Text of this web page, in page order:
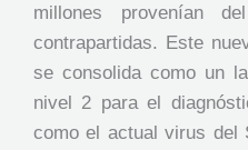
millones provenían
contrapartidas. Este
se consolida como un
nivel 2 para el
como el actual virus del